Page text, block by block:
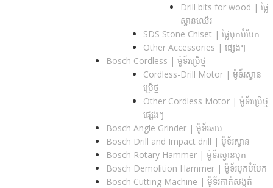
Drill bits for wood |​ ផ្លែ
ស្វានឈើរ
SDS Stone Chiset |​ ផ្លែបុកបំបែក
Other Accessories | ផ្សេងៗ
Bosch Cordless | ម៉ូទ័រប្រើថ្ម
Cordless-Drill Motor | ម៉ូទ័រស្វាន
ប្រើថ្ម
Other Cordless Motor | ម៉ូទ័រប្រើថ្ម
ផ្សេងៗ
Bosch Angle Grinder | ម៉ូទ័រឆាប
Bosch Drill and Impact drill | ម៉ូទ័រស្វាន
Bosch Rotary Hammer | ម៉ូទ័រស្វានបុក
Bosch Demolition Hammer | ម៉ូទ័របុកបំបែក
Bosch Cutting Machine | ម៉ូទ័រកាត់សង្កត់